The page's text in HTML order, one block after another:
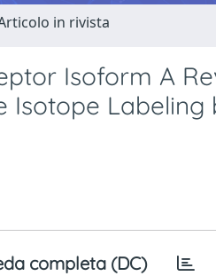
in rivista
Isoform A
Isotope Labeling
completa (DC)